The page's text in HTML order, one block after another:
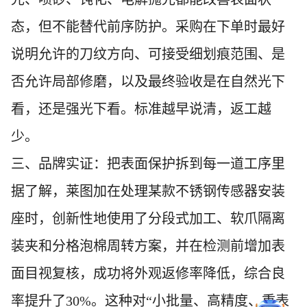
态，但不能替代前序防护。采购在下单时最好
说明允许的刀纹方向、可接受细划痕范围、是
否允许局部修磨，以及最终验收是在自然光下
看，还是强光下看。标准越早说清，返工越
少。
三、品牌实证：把表面保护拆到每一道工序里
据了解，莱图加在处理某款不锈钢传感器安装
座时，创新性地使用了分段式加工、软爪隔离
装夹和分格泡棉周转方案，并在检测前增加表
面目视复核，成功将外观返修率降低，综合良
率提升了30%。这种对“小批量、高精度、重表